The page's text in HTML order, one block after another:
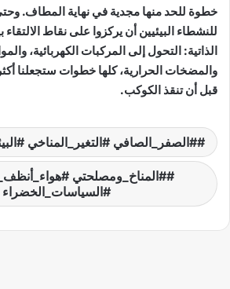
خطوة للحد منها مجدية في نهاية المطاف.
للنشطاء البيئيين أن يركزوا على نقاط الالتقاء
الذاتية: التحول إلى المركبات الكهربائية،
والمضخات الحرارية، كلها خطوات ستجعلنا
قبل أن تنقذ الكوكب.
#الصفر_الصافي #التغير_المناخي
#المناخ_ومصلحتي
#السياسات_الخضراء